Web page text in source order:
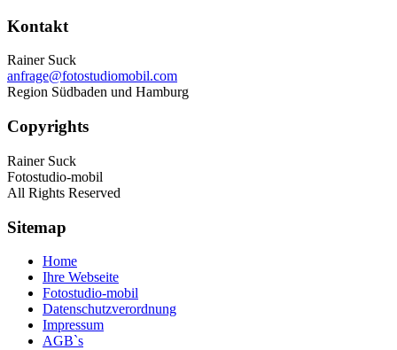
Kontakt
Rainer Suck
anfrage@fotostudiomobil.com
Region Südbaden und Hamburg
Copyrights
Rainer Suck
Fotostudio-mobil
All Rights Reserved
Sitemap
Home
Ihre Webseite
Fotostudio-mobil
Datenschutzverordnung
Impressum
AGB`s